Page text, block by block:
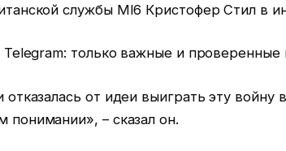
службы MI6 Кристофер Стил в
Telegram: только важные и проверенные
отказалась от идеи выиграть эту
понимании», – сказал он.